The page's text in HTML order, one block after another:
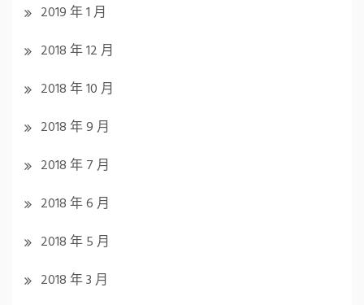
2019 年 1 月
2018 年 12 月
2018 年 10 月
2018 年 9 月
2018 年 7 月
2018 年 6 月
2018 年 5 月
2018 年 3 月